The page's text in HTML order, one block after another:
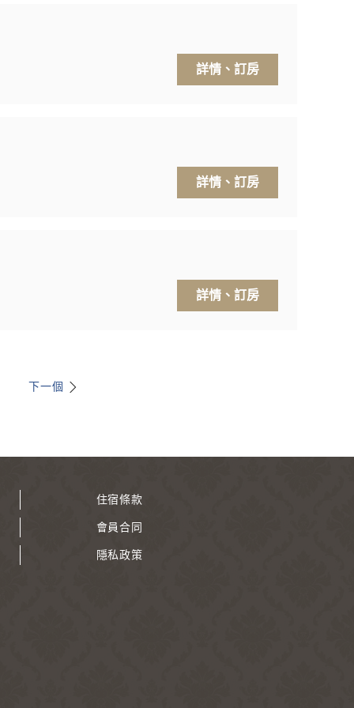
詳情、訂房
詳情、訂房
詳情、訂房
下一個
住宿條款
會員合同
隱私政策